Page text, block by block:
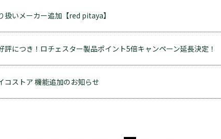
扱いメーカー追加【red pitaya】
評につき！ロチェスター製品ポイント5倍キャンペーン延長決定！
コストア 機能追加のお知らせ